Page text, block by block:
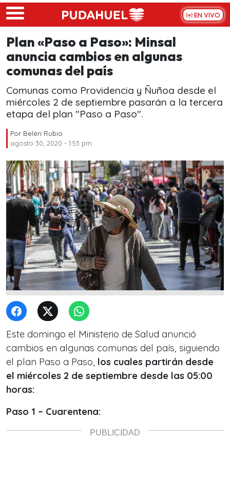
Skip to main content
EN VIVO
Plan «Paso a Paso»: Minsal
anuncia cambios en algunas
comunas del país
Comunas como Providencia y Ñuñoa desde el
miércoles 2 de septiembre pasarán a la tercera
etapa del plan "Paso a Paso".
Por Belén Rubio
agosto 30, 2020 - 1:53 pm
Este domingo el Ministerio de Salud anunció
cambios en algunas comunas del país, siguiendo
el plan Paso a Paso, los cuales partirán desde
el miércoles 2 de septiembre desde las 05:00
horas:
Paso 1 – Cuarentena: